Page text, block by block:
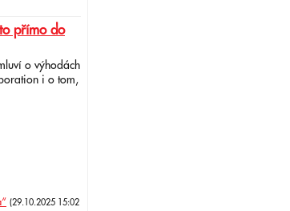
přímo do
o výhodách
i o tom,
(29.10.2025 15:02